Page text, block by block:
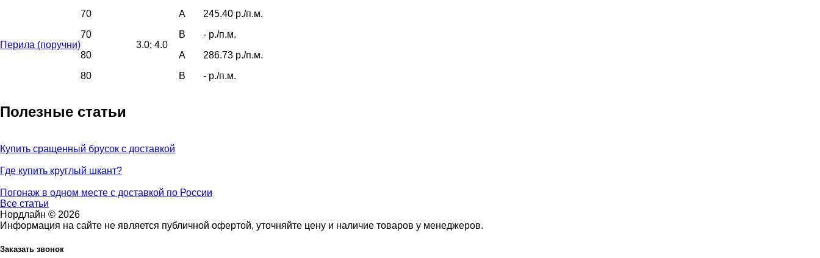
Перила (поручни)
70
70
80
80
3.0; 4.0
A
B
A
B
245.40 р./п.м.
- р./п.м.
286.73 р./п.м.
- р./п.м.
Полезные статьи
Купить сращенный брусок с доставкой
Где купить круглый шкант?
Погонаж в одном месте с доставкой по России
Все статьи
Нордлайн © 2026
Информация на сайте не является публичной офертой, уточняйте цену и наличие товаров у менеджеров.
Заказать звонок